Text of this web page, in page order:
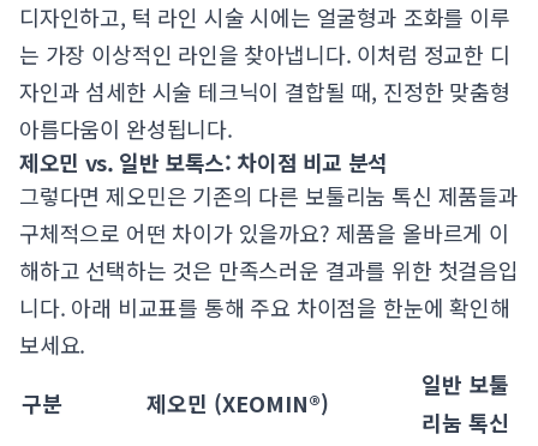
디자인하고, 턱 라인 시술 시에는 얼굴형과 조화를 이루
는 가장 이상적인 라인을 찾아냅니다. 이처럼 정교한 디
자인과 섬세한 시술 테크닉이 결합될 때, 진정한 맞춤형
아름다움이 완성됩니다.
제오민 vs. 일반 보톡스: 차이점 비교 분석
그렇다면 제오민은 기존의 다른 보툴리눔 톡신 제품들과
구체적으로 어떤 차이가 있을까요? 제품을 올바르게 이
해하고 선택하는 것은 만족스러운 결과를 위한 첫걸음입
니다. 아래 비교표를 통해 주요 차이점을 한눈에 확인해
보세요.
구분
제오민 (XEOMIN®)
일반 보툴
리눔 톡신